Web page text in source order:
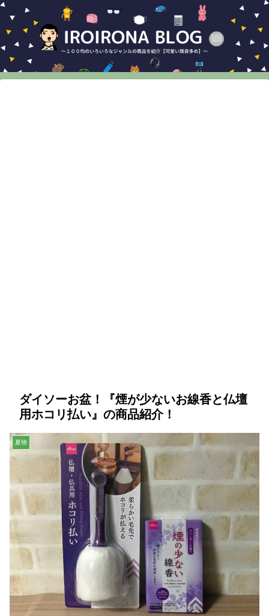
ダイソーお盆！『煙が少ないお線香と仏壇
用ホコリ払い』の商品紹介！
夏物